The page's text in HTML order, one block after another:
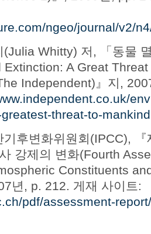
ngeo/journal/v2/
Whitty) 저, 「동물
Extinction: A Great
Independent)』지,
threat-to-
후변화위원회(IPCC),
강제의 변화(Fourth
Constituents
년, p. 212. 게재 사이트:
pdf/assessment-